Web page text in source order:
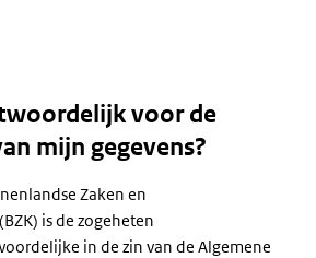
voor de
mijn gegevens?
Zaken en
is de zogeheten
in de zin van de Algemene